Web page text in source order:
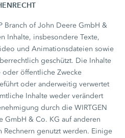
Branch of John Deere GmbH &
Inhalte, insbesondere Texte,
und Animationsdateien sowie
geschützt. Die Inhalte
öffentliche Zwecke
oder anderweitig verwertet
Inhalte weder verändert
durch die WIRTGEN
GmbH & Co. KG auf anderen
Rechnern genutzt werden. Einige